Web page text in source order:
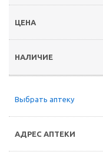
Выбрать аптеку